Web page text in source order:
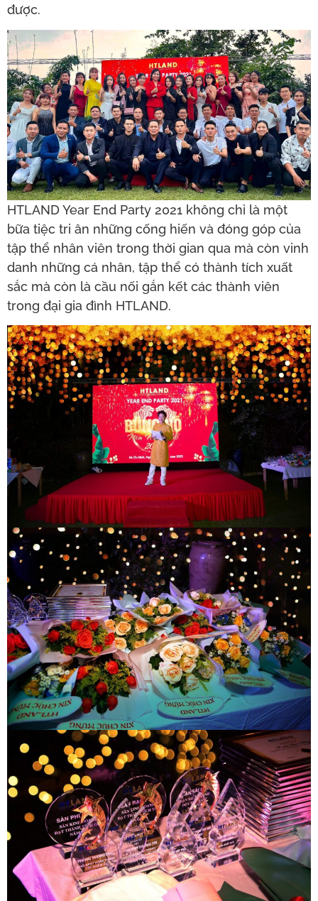
được.
HTLAND Year End Party 2021 không chỉ là một
bữa tiệc tri ân những cống hiến và đóng góp của
tập thể nhân viên trong thời gian qua mà còn vinh
danh những cá nhân, tập thể có thành tích xuất
sắc mà còn là cầu nối gắn kết các thành viên
trong đại gia đình HTLAND.